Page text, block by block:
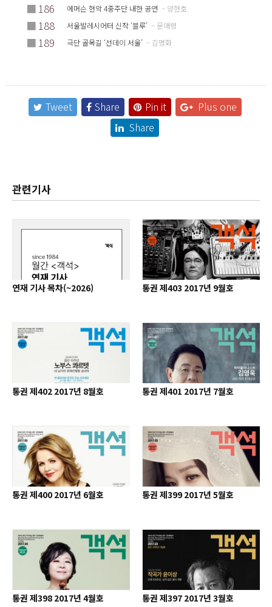
■ 186 에머슨 현악 4중주단 내한 공연 – 양현호
■ 188 서울발레시어터 신작 ‘블루’ – 문애령
■ 189 극단 골목길 ‘선데이 서울’ – 김명화
Tweet Share Pin it
Plus one
Share
관련기사
연재 기사 목차(~2026) 통권 제403 2017년 9월호
통권 제402 2017년 8월호 통권 제401 2017년 7월호
통권 제400 2017년 6월호 통권 제399 2017년 5월호
통권 제398 2017년 4월호 통권 제397 2017년 3월호